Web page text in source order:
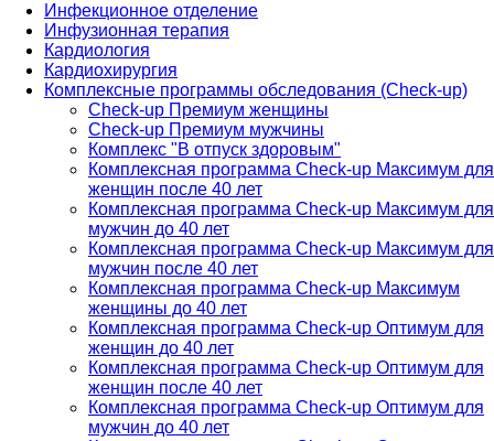
Инфекционное отделение
Инфузионная терапия
Кардиология
Кардиохирургия
Комплексные программы обследования (Check-up)
Check-up Премиум женщины
Check-up Премиум мужчины
Комплекс "В отпуск здоровым"
Комплексная программа Check-up Максимум для
женщин после 40 лет
Комплексная программа Check-up Максимум для
мужчин до 40 лет
Комплексная программа Check-up Максимум для
мужчин после 40 лет
Комплексная программа Check-up Максимум
женщины до 40 лет
Комплексная программа Check-up Оптимум для
женщин до 40 лет
Комплексная программа Check-up Оптимум для
женщин после 40 лет
Комплексная программа Check-up Оптимум для
мужчин до 40 лет